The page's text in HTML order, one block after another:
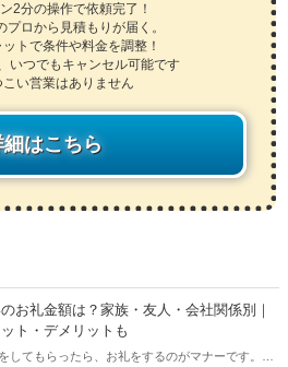
2分の操作で依頼完了！
ロから見積もりが届く。
トで条件や料金を調整！
いつでもキャンセル可能です
い営業はありません
細はこちら
お礼金額は？家族・友人・会社関係別｜
ト・デメリットも
してもらったら、お礼をするのがマナーです。記